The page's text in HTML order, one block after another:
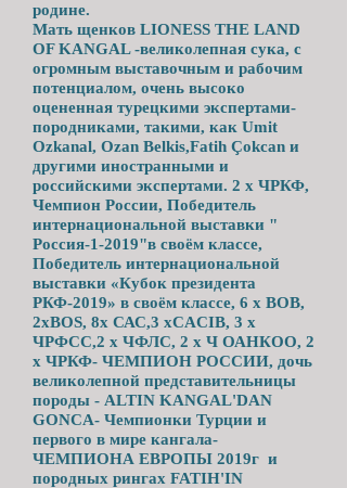
родине.
Мать щенков LIONESS THE LAND
OF KANGAL -великолепная сука, с
огромным выставочным и рабочим
потенциалом, очень высоко
оцененная турецкими экспертами-
породниками, такими, как Umit
Ozkanal, Ozan Belkis,Fatih Çokcan и
другими иностранными и
российскими экспертами. 2 х ЧРКФ,
Чемпион России, Победитель
интернациональной выставки "
Россия-1-2019"в своём классе,
Победитель интернациональной
выставки «Кубок президента
РКФ-2019» в своём классе, 6 х ВОВ,
2xBOS, 8х САС,3 хCACIB, 3 х
ЧРФСС,2 х ЧФЛС, 2 х Ч ОАНКОО, 2
х ЧРКФ- ЧЕМПИОН РОССИИ, дочь
великолепной представительницы
породы - ALTIN KANGAL'DAN
GONCA- Чемпионки Турции и
первого в мире кангала-
ЧЕМПИОНА ЕВРОПЫ 2019г и
породных рингах FATIH'IN